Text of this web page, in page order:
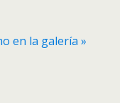
en la galería »